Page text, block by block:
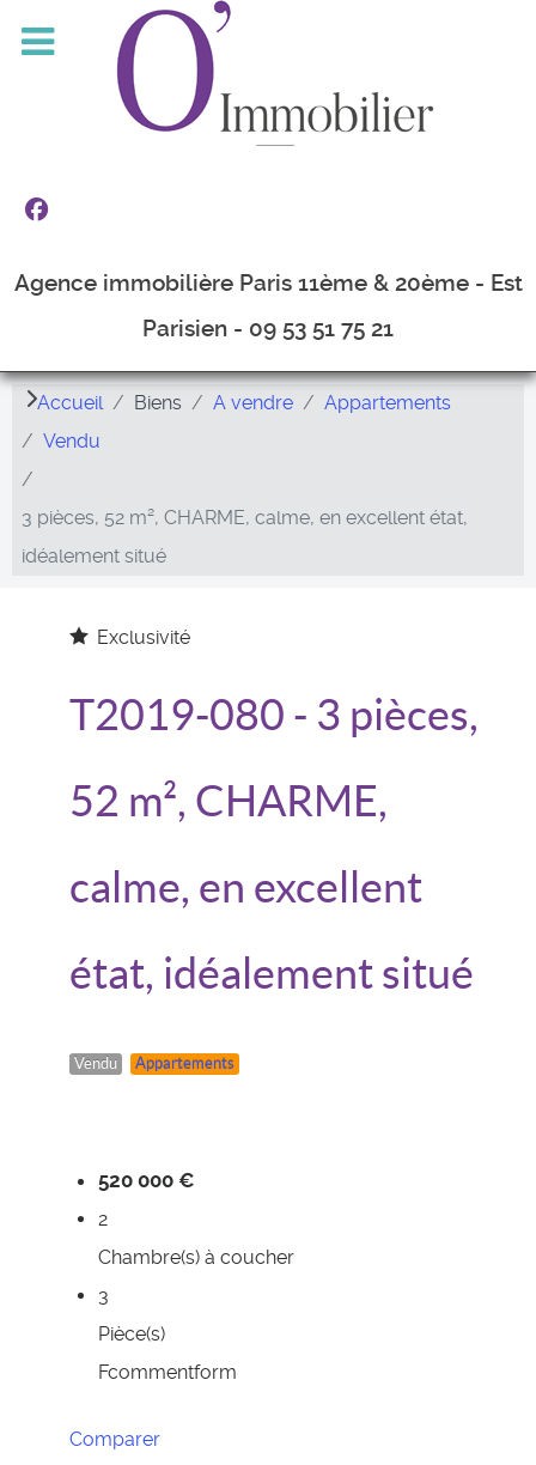
Agence immobilière Paris 11ème & 20ème - Est
Parisien - 09 53 51 75 21
Accueil Biens A vendre
Appartements
Vendu
3 pièces, 52 m², CHARME, calme, en excellent état,
idéalement situé
Exclusivité
T2019-080 - 3 pièces,
52 m², CHARME,
calme, en excellent
état, idéalement situé
Vendu Appartements
520 000 €
2
Chambre(s) à coucher
3
Pièce(s)
Fcommentform
Comparer